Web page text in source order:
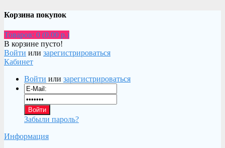
Корзина покупок
Товаров: 0 (0.00 р.)
В корзине пусто!
Войти или зарегистрироваться
Кабинет
Войти или зарегистрироваться
Забыли пароль?
Информация